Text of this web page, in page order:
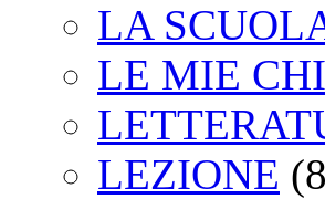
LA
LE MIE
LEZIONE